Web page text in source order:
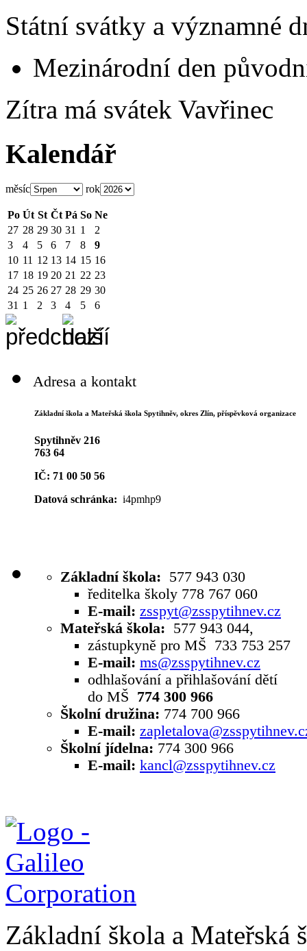
Státní svátky a významné
Mezinárodní den
Zítra má svátek Vavřinec
Kalendář
měsíc rok
Po Út St Čt Pá So Ne
27 28 29 30 31 1
2
3
4 5 6 7 8
9
10 11 12 13 14 15 16
17 18 19 20 21 22 23
24 25 26 27 28 29 30
31 1 2 3 4 5 6
Adresa a kontakt
Základní škola a Mateřská škola Spytihněv, okres Zlín, příspěvková organizace
Spytihněv 216
763 64
IČ: 71 00 50 56
Datová schránka: i4pmhp9
Základní škola: 577 943 030
ředitelka školy 778 767 060
E-mail: zsspyt@zsspytihnev.cz
Mateřská škola: 577 943 044,
zástupkyně pro MŠ 733 753 257
E-mail: ms@zsspytihnev.cz
odhlašování a přihlašování dětí
do MŠ 774 300 966
Školní družina: 774 700 966
E-mail:
Školní jídelna: 774 300 966
E-mail: kancl@zsspytihnev.cz
Základní škola a